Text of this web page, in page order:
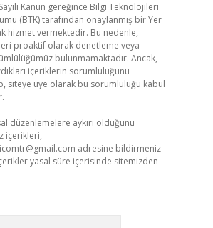
Kanun gereğince Bilgi Teknolojileri
(BTK) tarafından onaylanmış bir Yer
hizmet vermektedir. Bu nedenle,
proaktif olarak denetleme veya
bulunmamaktadır. Ancak,
içeriklerin sorumluluğunu
siteye üye olarak bu sorumluluğu kabul
düzenlemelere aykırı olduğunu
içerikleri,
adresine bildirmeniz
yasal süre içerisinde sitemizden